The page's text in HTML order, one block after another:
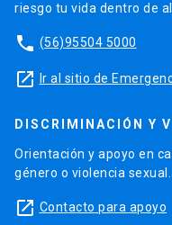
riesgo tu vida dentro de
phone (56)95504 5000
launch Ir al sitio de
DISCRIMINACIÓN Y
Orientación y apoyo en
género o violencia sexual.
launch Contacto para apoyo